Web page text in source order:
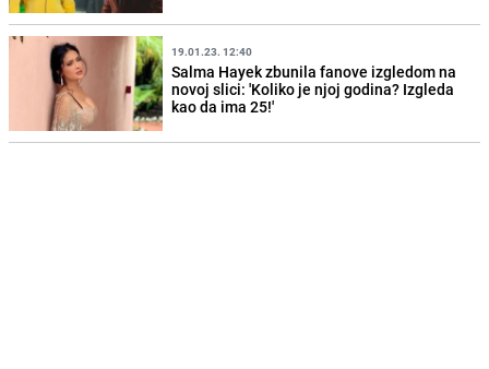
19.01.23. 12:40
Salma Hayek zbunila fanove izgledom na
novoj slici: 'Koliko je njoj godina? Izgleda
kao da ima 25!'